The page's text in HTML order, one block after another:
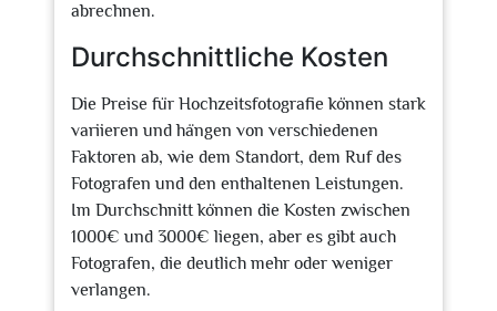
abrechnen.
Durchschnittliche Kosten
Die Preise für Hochzeitsfotografie können stark
variieren und hängen von verschiedenen
Faktoren ab, wie dem Standort, dem Ruf des
Fotografen und den enthaltenen Leistungen.
Im Durchschnitt können die Kosten zwischen
1000€ und 3000€ liegen, aber es gibt auch
Fotografen, die deutlich mehr oder weniger
verlangen.